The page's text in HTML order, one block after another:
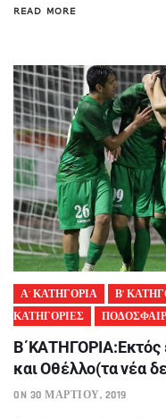
READ MORE
Α' ΚΑΤΗΓΟΡΙΑ Β’
ΚΑΤΗΓΟΡΙΕΣ
Β΄ΚΑΤΗΓΟΡΙΑ:Εκτός
και Οθέλλο(τα νέα
ON 30 ΜΑΡΤΊΟΥ, 2019